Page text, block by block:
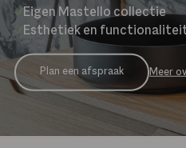
Eigen Mastello collectie
Esthetiek en
Plan een afspraak Meer